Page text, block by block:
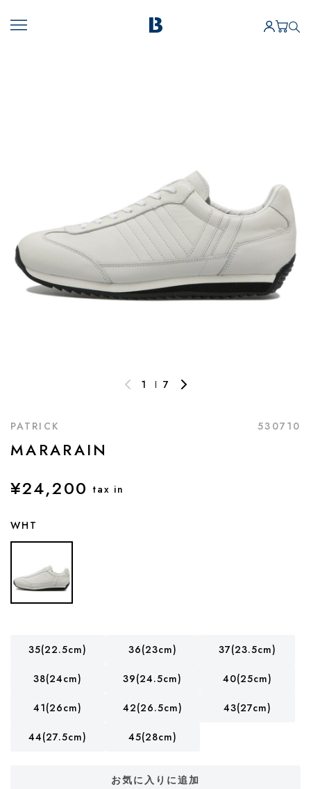
1 7
PATRICK 530710
MARARAIN
¥24,200 tax in
WHT
35(22.5cm) 36(23cm) 37(23.5cm)
38(24cm) 39(24.5cm) 40(25cm)
41(26cm) 42(26.5cm) 43(27cm)
44(27.5cm) 45(28cm)
お気に入りに追加